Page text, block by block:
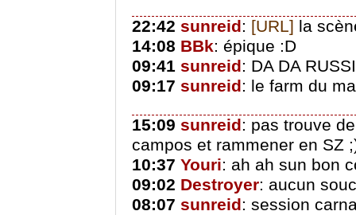
22:42 sunreid: [URL] la
14:08 BBk: épique :D
09:41 sunreid: DA DA
09:17 sunreid: le farm du
15:09 sunreid: pas trouve
campos et rammener en SZ
10:37 Youri: ah ah sun bon
09:02 Destroyer: aucun
08:07 sunreid: session